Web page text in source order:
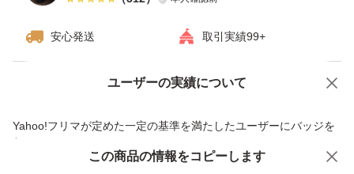
安心発送 取引実績99+
ユーザーの実績について
Yahoo!フリマが定めた一定の基準を満たしたユーザーにバッジを
付与しています
価格の相談 商品への質問
この商品の情報をコピーします
この商品をみている人にオススメ